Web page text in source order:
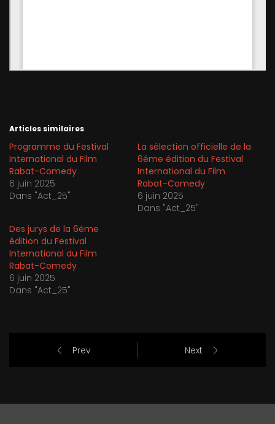
Articles similaires
Programme du Festival
International du Film
Rabat-Comedy
6 juin 2025
Dans "Act_25"
La sélection officielle de la
6éme édition du Festival
International du Film
Rabat-Comedy
6 juin 2025
Dans "Act_25"
Des jurys de la 6éme
édition du Festival
International du Film
Rabat-Comedy
6 juin 2025
Dans "Act_25"
Prev Next